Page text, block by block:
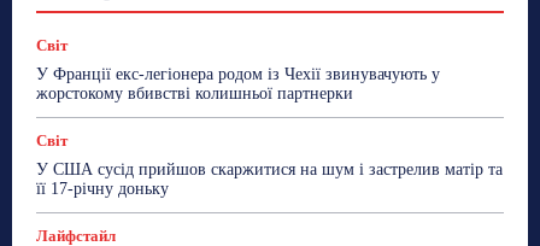
Сад та город
ТехноМанія
Топ-новини Фоторепортаж
Світ
У Франції екс-легіонера родом із Чехії звинувачують у
жорстокому вбивстві колишньої партнерки
Світ
У США сусід прийшов скаржитися на шум і застрелив матір та
її 17-річну доньку
Лайфстайл